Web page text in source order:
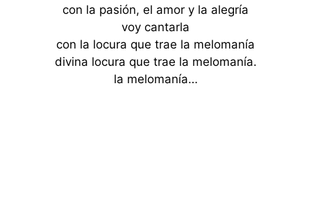
con la pasión, el amor y la alegría
voy cantarla
con la locura que trae la melomanía
divina locura que trae la melomanía.
la melomanía…